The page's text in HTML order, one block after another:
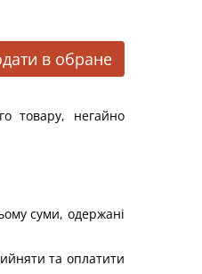
в обране
товару, негайно
суми, одержані
та оплатити